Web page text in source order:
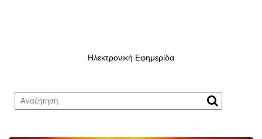
Ηλεκτρονική Εφημερίδα